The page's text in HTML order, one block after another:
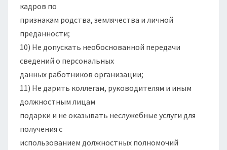
кадров по
признакам родства, землячества и личной
преданности;
10) Не допускать необоснованной передачи
сведений о персональных
данных работников организации;
11) Не дарить коллегам, руководителям и иным
должностным лицам
подарки и не оказывать неслужебные услуги для
получения с
использованием должностных полномочий